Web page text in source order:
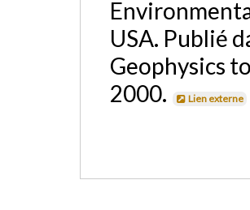
USA. Publié
Geophysics
2000.
Lien externe